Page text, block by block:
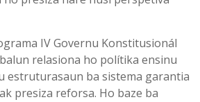
IV Governu Konstitusionál
relasiona ho polítika ensinu
estruturasaun ba sistema garantia
presiza reforsa. Ho baze ba